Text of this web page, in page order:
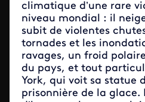
climatique d’une rare
niveau mondial : il
subit de violentes
tornades et les
ravages, un froid
du pays, et tout
York, qui voit sa statue
prisonnière de la